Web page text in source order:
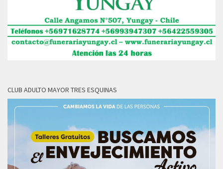
CLUB ADULTO MAYOR TRES ESQUINAS